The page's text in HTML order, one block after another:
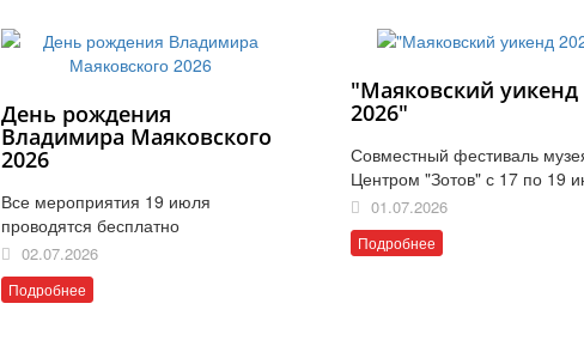
День рождения
Владимира Маяковского
2026
Все мероприятия 19 июля
проводятся бесплатно
02.07.2026
Подробнее
"Маяковский уикенд
2026"
Совместный фестиваль
Центром "Зотов" с 17 по 19
01.07.2026
Подробнее